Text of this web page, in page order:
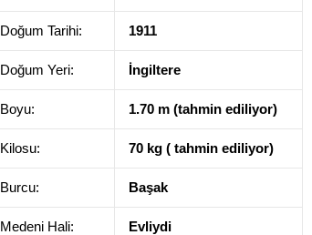
Doğum Tarihi: 1911
Doğum Yeri: İngiltere
Boyu: 1.70 m (tahmin ediliyor)
Kilosu: 70 kg ( tahmin ediliyor)
Burcu: Başak
Medeni Hali: Evliydi